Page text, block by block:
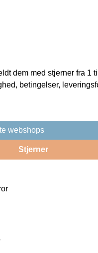
dem med stjerner fra 1
betingelser,
webshops
Stjerner